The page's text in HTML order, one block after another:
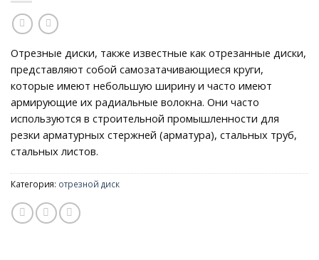
Отрезные диски, также известные как отрезанные диски,
представляют собой самозатачивающиеся круги,
которые имеют небольшую ширину и часто имеют
армирующие их радиальные волокна. Они часто
используются в строительной промышленности для
резки арматурных стержней (арматура), стальных труб,
стальных листов.
Категория: отрезной диск